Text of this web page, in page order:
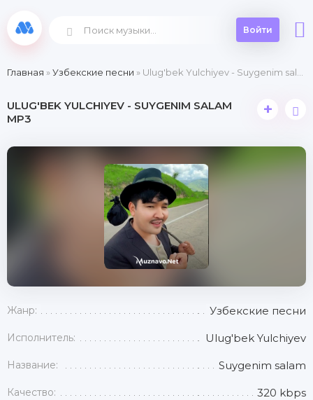
Войти
Главная »Узбекские песни » Ulug'bek Yulchiyev - Suygenim salam
ULUG'BEK YULCHIYEV - SUYGENIM SALAM
MP3
+
Жанр: Узбекские песни
Исполнитель: Ulug'bek Yulchiyev
Название: Suygenim salam
Качество: 320 kbps